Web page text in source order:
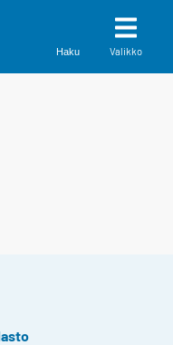
Haku Valikko